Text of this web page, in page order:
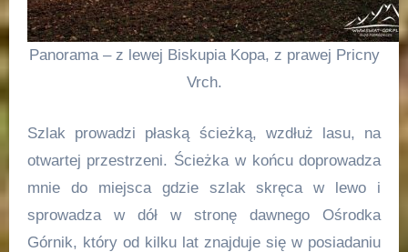
Panorama – z lewej Biskupia Kopa, z prawej Pricny
Vrch.
Szlak prowadzi płaską ścieżką, wzdłuż lasu, na
otwartej przestrzeni. Ścieżka w końcu doprowadza
mnie do miejsca gdzie szlak skręca w lewo i
sprowadza w dół w stronę dawnego Ośrodka
Górnik, który od kilku lat znajduje się w posiadaniu